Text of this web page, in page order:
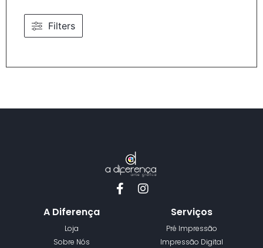
Filters
A Diferença
Loja
Sobre Nós
Serviços
Pré Impressão
Impressão Digital